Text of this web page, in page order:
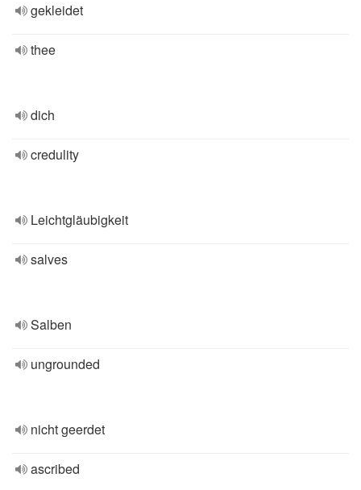
gekleidet
thee
dich
credulity
Leichtgläubigkeit
salves
Salben
ungrounded
nicht geerdet
ascribed